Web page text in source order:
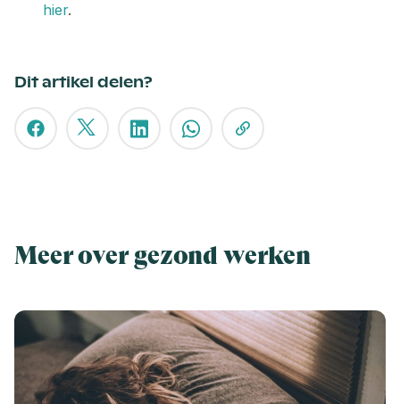
hier.
Dit artikel delen?
Meer over gezond werken